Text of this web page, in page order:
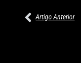
Artigo Anterior